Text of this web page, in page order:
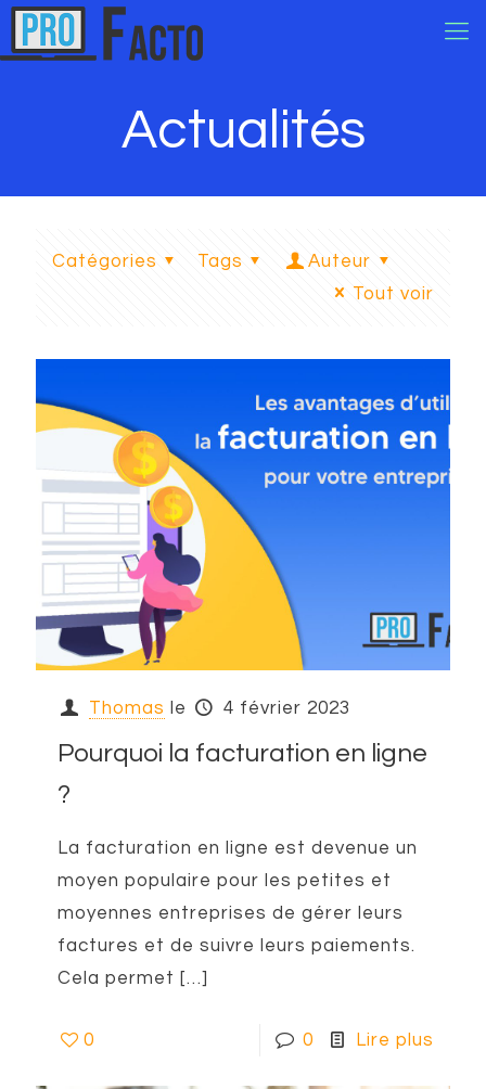
Actualités
Catégories Tags
Auteur
Tout voir
Thomas le 4 février 2023
Pourquoi la facturation en ligne
?
La facturation en ligne est devenue un
moyen populaire pour les petites et
moyennes entreprises de gérer leurs
factures et de suivre leurs paiements.
Cela permet […]
0 0 Lire plus